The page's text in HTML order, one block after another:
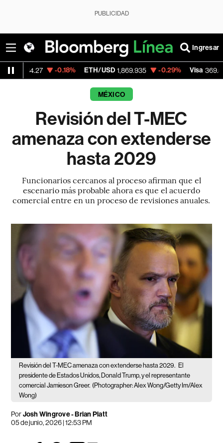
PUBLICIDAD
Ingresar
-0.18% ETH/USD 1,869.935 -0.29% Visa 369.59 +1.07%
MÉXICO
Revisión del T-MEC
amenaza con extenderse
hasta 2029
Funcionarios cercanos al proceso afirman que el
escenario más probable ahora es que el acuerdo
comercial entre en un proceso de revisiones anuales.
Revisión del T-MEC amenaza con extenderse hasta 2029. El
presidente de Estados Unidos, Donald Trump, y el representante
comercial Jamieson Greer. (Photographer: Alex Wong/Getty Im/Alex
Wong)
PorJosh Wingrove - Brian Platt
05 de junio, 2026 | 12:53 PM